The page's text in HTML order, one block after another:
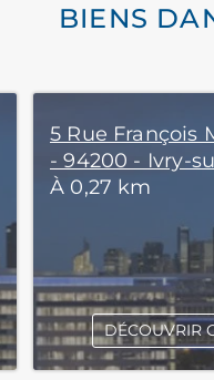
BIENS
5 Rue François
- 94200 - Ivry-
À 0,27 km
DÉCOUVRIR